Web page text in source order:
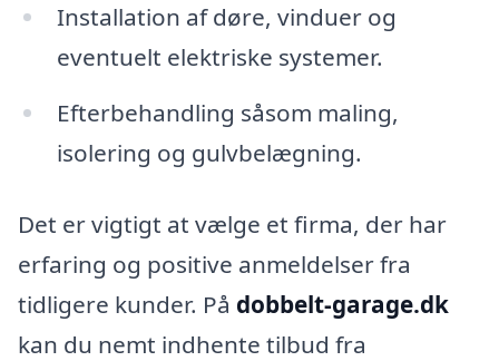
Installation af døre, vinduer og
eventuelt elektriske systemer.
Efterbehandling såsom maling,
isolering og gulvbelægning.
Det er vigtigt at vælge et firma, der har
erfaring og positive anmeldelser fra
tidligere kunder. På dobbelt-garage.dk
kan du nemt indhente tilbud fra